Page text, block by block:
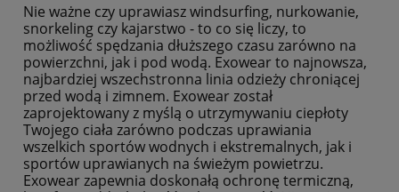
Nie ważne czy uprawiasz windsurfing, nurkowanie,
snorkeling czy kajarstwo - to co się liczy, to
możliwość spędzania dłuższego czasu zarówno na
powierzchni, jak i pod wodą. Exowear to najnowsza,
najbardziej wszechstronna linia odzieży chroniącej
przed wodą i zimnem. Exowear został
zaprojektowany z myślą o utrzymywaniu ciepłoty
Twojego ciała zarówno podczas uprawiania
wszelkich sportów wodnych i ekstremalnych, jak i
sportów uprawianych na świeżym powietrzu.
Exowear zapewnia doskonałą ochronę termiczną,